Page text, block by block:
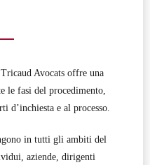
Avocats offre una
le fasi del procedimento,
d’inchiesta e al processo.
in tutti gli ambiti del
aziende, dirigenti